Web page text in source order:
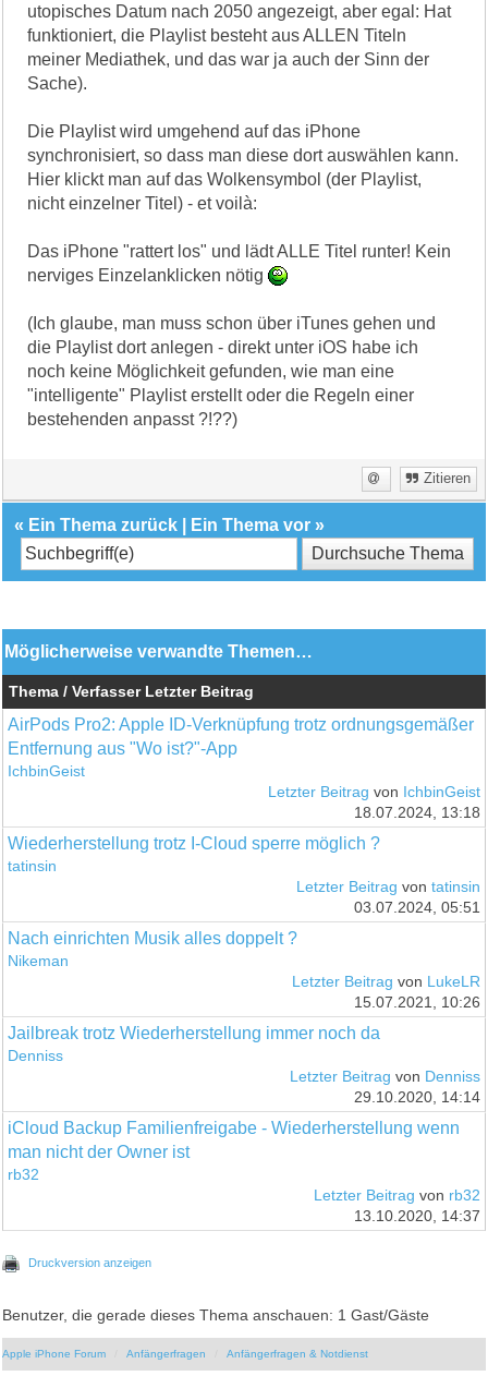
utopisches Datum nach 2050 angezeigt, aber egal: Hat
funktioniert, die Playlist besteht aus ALLEN Titeln
meiner Mediathek, und das war ja auch der Sinn der
Sache).
Die Playlist wird umgehend auf das iPhone
synchronisiert, so dass man diese dort auswählen kann.
Hier klickt man auf das Wolkensymbol (der Playlist,
nicht einzelner Titel) - et voilà:
Das iPhone "rattert los" und lädt ALLE Titel runter! Kein
nerviges Einzelanklicken nötig
(Ich glaube, man muss schon über iTunes gehen und
die Playlist dort anlegen - direkt unter iOS habe ich
noch keine Möglichkeit gefunden, wie man eine
"intelligente" Playlist erstellt oder die Regeln einer
bestehenden anpasst ?!??)
Zitieren
« Ein Thema zurück Ein Thema vor »
Möglicherweise verwandte Themen…
Thema / Verfasser Letzter Beitrag
AirPods Pro2: Apple ID-Verknüpfung trotz ordnungsgemäßer
Entfernung aus "Wo ist?"-App
IchbinGeist
Letzter Beitrag von IchbinGeist
18.07.2024, 13:18
Wiederherstellung trotz I-Cloud sperre möglich ?
tatinsin
Letzter Beitrag von tatinsin
03.07.2024, 05:51
Nach einrichten Musik alles doppelt ?
Nikeman
Letzter Beitrag von LukeLR
15.07.2021, 10:26
Jailbreak trotz Wiederherstellung immer noch da
Denniss
Letzter Beitrag von Denniss
29.10.2020, 14:14
iCloud Backup Familienfreigabe - Wiederherstellung wenn
man nicht der Owner ist
rb32
Letzter Beitrag von rb32
13.10.2020, 14:37
Druckversion anzeigen
Benutzer, die gerade dieses Thema anschauen: 1 Gast/Gäste
Apple iPhone Forum Anfängerfragen Anfängerfragen & Notdienst